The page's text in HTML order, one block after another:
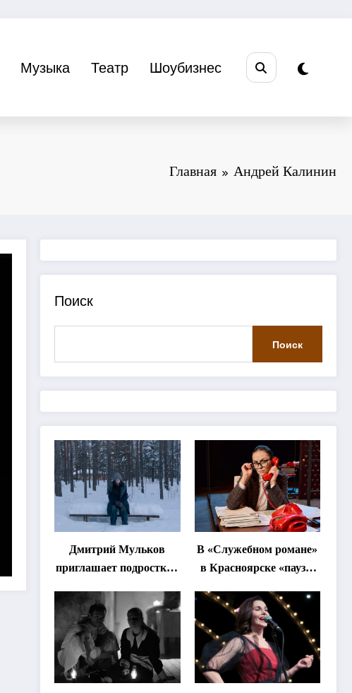
Музыка Театр Шоубизнес
Главная Андрей Калинин
Поиск
Поиск
Дмитрий Мульков
приглашает подростков
«спектакль-
солостальгию»
В «Служебном романе»
в Красноярске «паузы